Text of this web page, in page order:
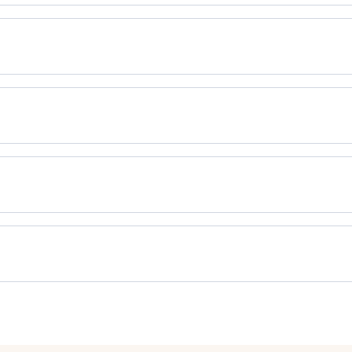
wzbogacone witaminami i żelazem. Opracowane
26%, skrobia ziemniaczana, skrobia modyfikowana
(owies).